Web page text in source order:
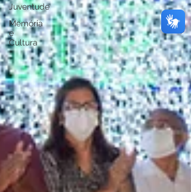
Juventude
Memória
e
Cultura